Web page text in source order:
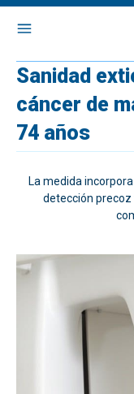
Sanidad
cáncer de
74 años
La medida
detección precoz